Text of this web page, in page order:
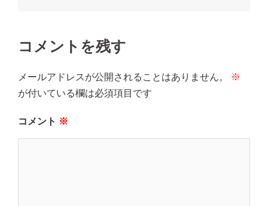
コメントを残す
メールアドレスが公開されることはありません。
※
が付いている欄は必須項目です
コメント ※